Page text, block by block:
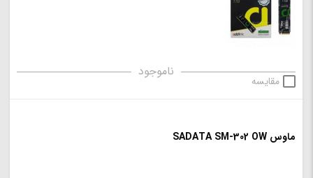
ناموجود
مقایسه
ماوس SADATA SM-302 OW